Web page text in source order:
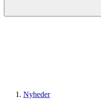
Nyheder